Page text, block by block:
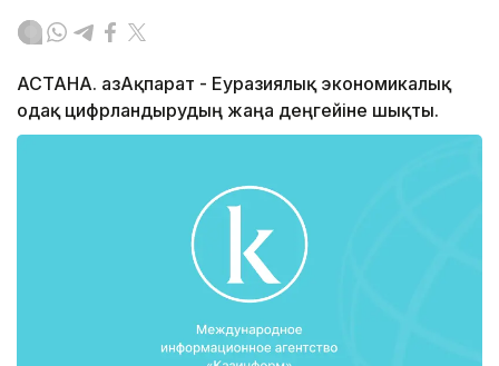
АСТАНА. ҚазАқпарат - Еуразиялық экономикалық
одақ цифрландырудың жаңа деңгейіне шықты.